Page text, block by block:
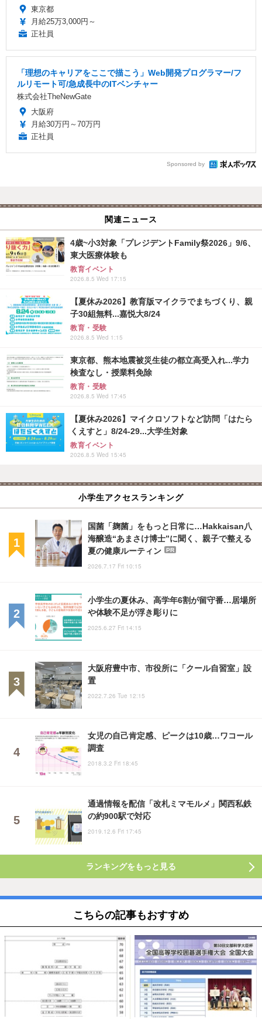
東京都
月給25万3,000円～
正社員
「理想のキャリアをここで描こう」Web開発プログラマー/フ
ルリモート可/急成長中のITベンチャー
株式会社TheNewGate
大阪府
月給30万円～70万円
正社員
Sponsored by
関連ニュース
4歳~小3対象「プレジデントFamily祭2026」9/6、
東大医療体験も
教育イベント
2026.8.5 Wed 17:15
【夏休み2026】教育版マイクラでまちづくり、親
子30組無料...嘉悦大8/24
教育・受験
2026.8.5 Wed 1:15
東京都、熊本地震被災生徒の都立高受入れ...学力
検査なし・授業料免除
教育・受験
2026.8.5 Wed 17:45
【夏休み2026】マイクロソフトなど訪問「はたら
くえすと」8/24-29...大学生対象
教育イベント
2026.8.5 Wed 15:45
小学生アクセスランキング
国菌「麹菌」をもっと日常に…Hakkaisan八
海醸造“あまさけ博士”に聞く、親子で整える
夏の健康ルーティン
PR
2026.7.17 Fri 10:15
小学生の夏休み、高学年6割が留守番…居場所
や体験不足が浮き彫りに
2025.6.27 Fri 14:15
大阪府豊中市、市役所に「クール自習室」設
置
2022.7.26 Tue 12:15
女児の自己肯定感、ピークは10歳…ワコール
調査
2018.3.2 Fri 18:45
通過情報を配信「改札ミマモルメ」関西私鉄
の約900駅で対応
2019.12.6 Fri 17:45
ランキングをもっと見る
こちらの記事もおすすめ